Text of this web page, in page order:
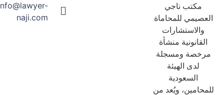
مكتب ناجي
للمحاماة
والاستشارات
منشأة
ومسجلة
لدى الهيئة
السعودية
ويُعد من
info@lawyer-
naji.com